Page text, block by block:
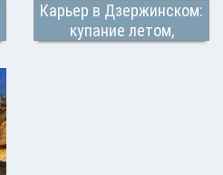
Карьер в Дзержинском:
купание летом,